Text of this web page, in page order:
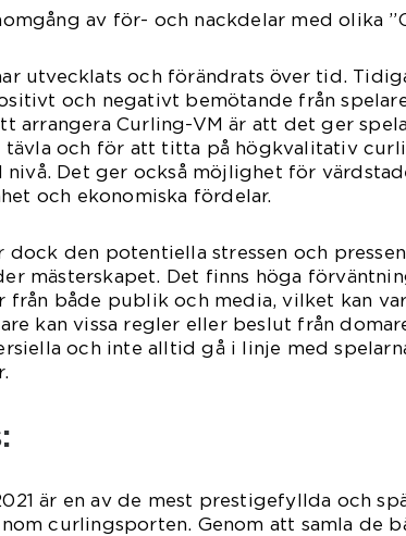
av för- och nackdelar med olika
utvecklats och förändrats över tid.
och negativt bemötande från
arrangera Curling-VM är att det ger
och för att titta på högkvalitativ
nivå. Det ger också möjlighet för
och ekonomiska fördelar.
dock den potentiella stressen och
mästerskapet. Det finns höga
från både publik och media, vilket kan
kan vissa regler eller beslut från
och inte alltid gå i linje med
är en av de mest prestigefyllda och
curlingsporten. Genom att samla de